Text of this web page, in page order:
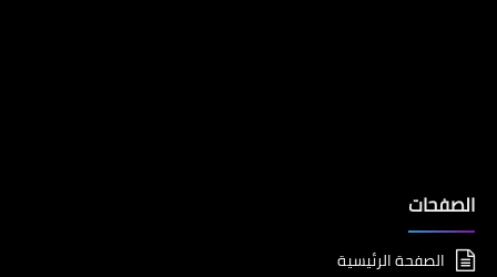
الصفحات
الصفحة الرئيسية